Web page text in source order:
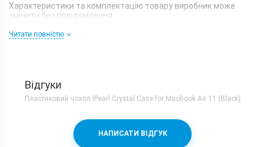
Характеристики та комплектацію товару виробник може
змінити без повідомлення.
Читати повністю
Відгуки
Пластиковий чохол iPearl Crystal Case for MacBook Air 11 (Black)
НАПИСАТИ ВІДГУК